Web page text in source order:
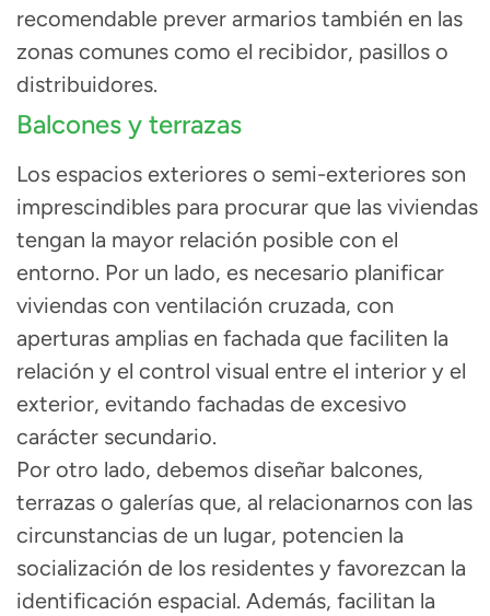
recomendable prever armarios también en las
zonas comunes como el recibidor, pasillos o
distribuidores.
Balcones y terrazas
Los espacios exteriores o semi-exteriores son
imprescindibles para procurar que las viviendas
tengan la mayor relación posible con el
entorno. Por un lado, es necesario planificar
viviendas con ventilación cruzada, con
aperturas amplias en fachada que faciliten la
relación y el control visual entre el interior y el
exterior, evitando fachadas de excesivo
carácter secundario.
Por otro lado, debemos diseñar balcones,
terrazas o galerías que, al relacionarnos con las
circunstancias de un lugar, potencien la
socialización de los residentes y favorezcan la
identificación espacial. Además, facilitan la